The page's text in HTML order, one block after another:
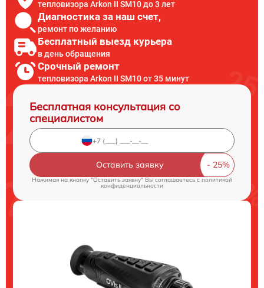
тепловизора Arkon II SM10 до 3 лет
Диагностика за наш счет,
ремонт по желанию
Бесплатный выезд курьера
в день обращения
Срочный ремонт
тепловизора Arkon II SM10 от 35 минут
Бесплатная консультация со
специалистом
Оставить заявку
Нажимая на кнопку "Оставить заявку" Вы соглашаетесь c политикой
конфиденциальности